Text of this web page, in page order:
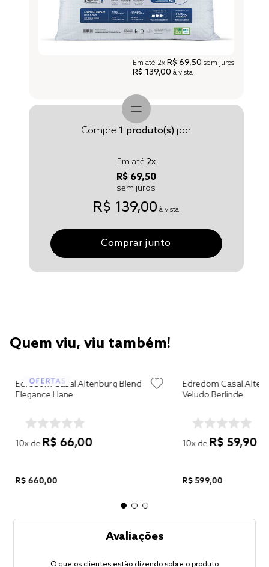
Em até 2x R$ 69,50 sem juros
R$ 139,00 à vista
Compre 1 produto(s) por
Em até 2x
R$ 69,50
sem juros
R$ 139,00 à vista
Comprar junto
Quem viu, viu também!
Edredom Casal Altenburg Blend
Elegance Hane
10x de R$ 66,00
R$ 660,00
Edredom Casal
Veludo Berlinde
10x de R$ 59,90
R$599,00
Avaliações
O que os clientes estão dizendo sobre o produto